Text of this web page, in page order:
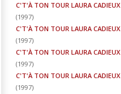
C'T'À TON TOUR LAURA CADIEUX
(1997)
C'T'À TON TOUR LAURA CADIEUX
(1997)
C'T'À TON TOUR LAURA CADIEUX
(1997)
C'T'À TON TOUR LAURA CADIEUX
(1997)